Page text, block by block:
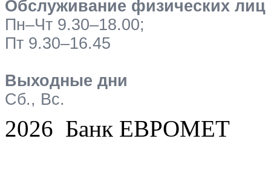
Обслуживание физических лиц
Пн–Чт 9.30–18.00;
Пт 9.30–16.45
Выходные дни
Сб., Вс.
2026 Банк ЕВРОМЕТ